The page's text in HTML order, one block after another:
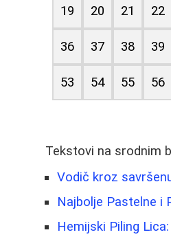
19 20 21 22
36 37 38 39
53 54 55 56
Tekstovi na srodnim
Vodič kroz
Najbolje Pastelne i
Hemijski Piling